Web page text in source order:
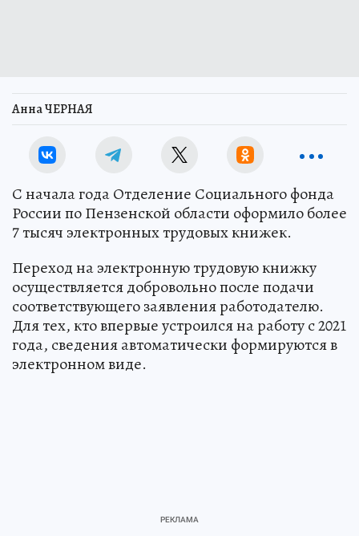
Анна ЧЕРНАЯ
С начала года Отделение Социального фонда
России по Пензенской области оформило более
7 тысяч электронных трудовых книжек.
Переход на электронную трудовую книжку
осуществляется добровольно после подачи
соответствующего заявления работодателю.
Для тех, кто впервые устроился на работу с 2021
года, сведения автоматически формируются в
электронном виде.